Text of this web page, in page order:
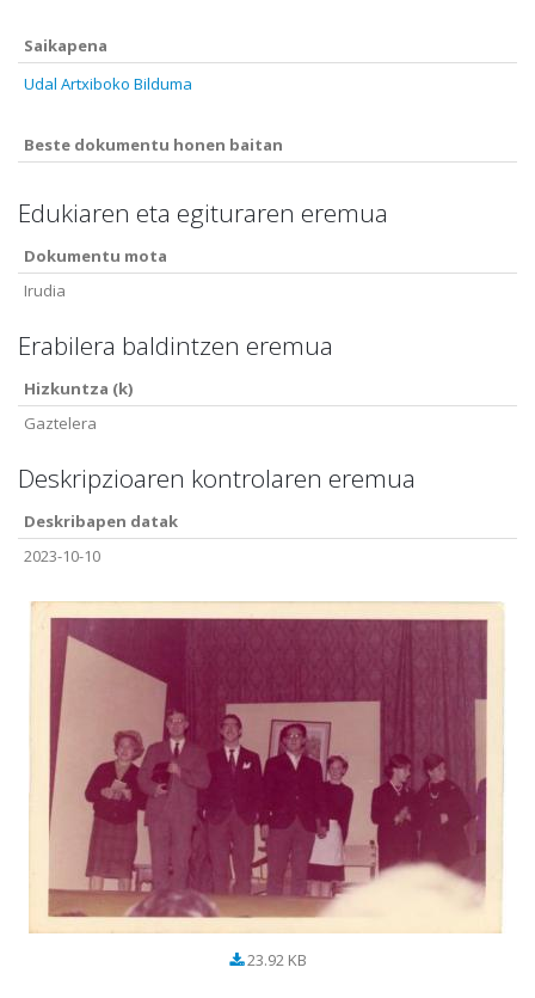
Saikapena
Udal Artxiboko Bilduma
Beste dokumentu honen baitan
Edukiaren eta egituraren eremua
Dokumentu mota
Irudia
Erabilera baldintzen eremua
Hizkuntza (k)
Gaztelera
Deskripzioaren kontrolaren eremua
Deskribapen datak
2023-10-10
23.92 KB